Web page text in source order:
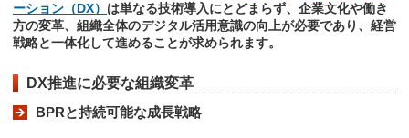
ーション（DX） は単なる技術導入にとどまらず、企業文化や働き
方の変革、組織全体のデジタル活用意識の向上が必要であり、経営
戦略と一体化して進めることが求められます。
DX推進に必要な組織変革
BPRと持続可能な成長戦略